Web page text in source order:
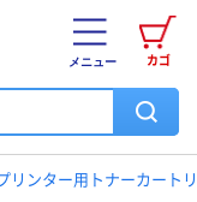
カゴ
メニュー
リンター用トナーカート